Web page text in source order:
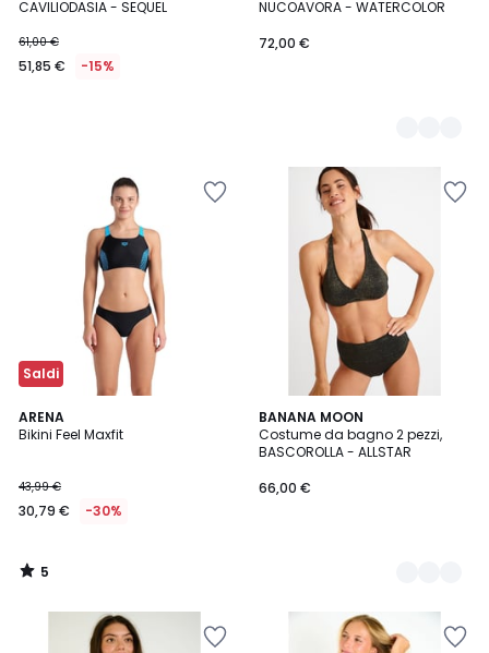
CAVILIODASIA - SEQUEL
€
Invece
61,00 €
51,85 € -15%
NUCOAVORA - WATERCOLOR
72,00 €
Saldi
ARENA
Bikini Feel Maxfit
43,99 €
30,79 € -30%
5
/
5
/
BANANA MOON
Costume da bagno 2 pezzi,
BASCOROLLA - ALLSTAR
66,00 €
2
Colori